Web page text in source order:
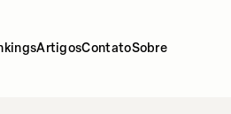
ArtigosContatoSobre